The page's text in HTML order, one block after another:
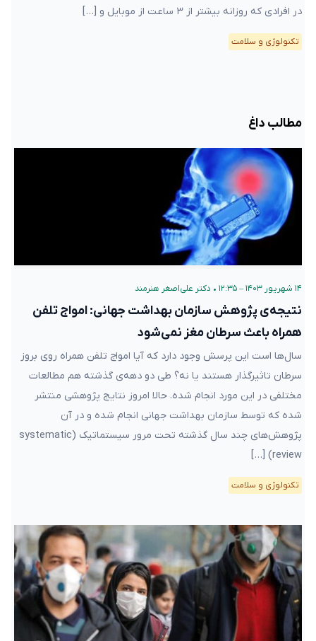
در افرادی که روزانه بیشتر از ۳ ساعت از موبایل و […]
تکنولوژی و سلامت
مطالب داغ
۱۴ شهریور ۱۴۰۳ – ۱۲:۳۵ • دکتر علی‌اصغر هنرمند
نتیجه‌ی پژوهش سازمان بهداشت جهانی: امواج تلفن
همراه باعث سرطان مغز نمی‌شود
سال‌ها است این پرسش وجود دارد که آیا امواج تلفن همراه روی بروز
سرطان تاثیرگذار هستند یا نه؟ طی دو دهه‌ی گذشته هم مطالعات
مختلفی در این مورد انجام شده. حالا امروز نتایج پژوهشی منتشر
شده که توسط سازمان بهداشت جهانی انجام شده و در آن
پژوهش‌های چند سال گذشته تحت مرور سیستماتیک (systematic
review) […]
تکنولوژی و سلامت